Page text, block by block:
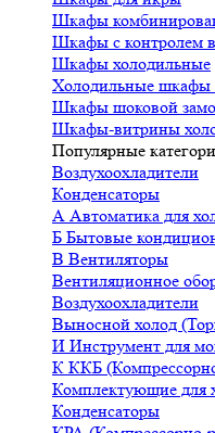
Шкафы
Шкафы с контролем
Шкафы холодильные
Холодильные
Шкафы шоковой
Шкафы-витрины
Популярные
Воздухоохладители
Конденсаторы
А Автоматика для
Б Бытовые
В Вентиляторы
Вентиляционное
Воздухоохладители
Выносной холод
И Инструмент для
К ККБ
Комплектующие для
Конденсаторы